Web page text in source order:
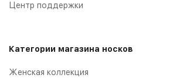
Центр поддержки
Категории магазина носков
Женская коллекция